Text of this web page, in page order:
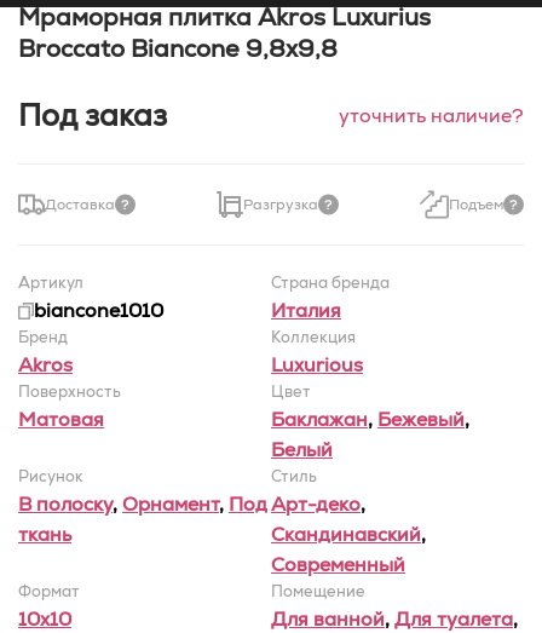
Мраморная плитка Akros Luxurius
Broccato Biancone 9,8x9,8
Под заказ уточнить наличие?
Доставка Разгрузка Подъем
Артикул
biancone1010
Страна бренда
Италия
Бренд
Akros
Коллекция
Luxurious
Поверхность
Матовая
Цвет
Баклажан, Бежевый,
Белый
Рисунок
В полоску,Орнамент, Под
ткань
Стиль
Арт-деко,
Скандинавский,
Современный
Формат
10x10
Помещение
Для ванной,Для туалета,